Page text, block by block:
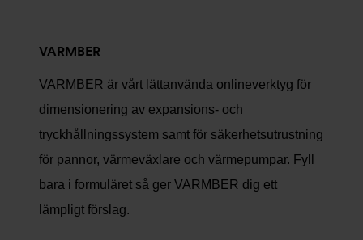
VARMBER
VARMBER är vårt lättanvända onlineverktyg för
dimensionering av expansions- och
tryckhållningssystem samt för säkerhetsutrustning
för pannor, värmeväxlare och värmepumpar. Fyll
bara i formuläret så ger VARMBER dig ett
lämpligt förslag.